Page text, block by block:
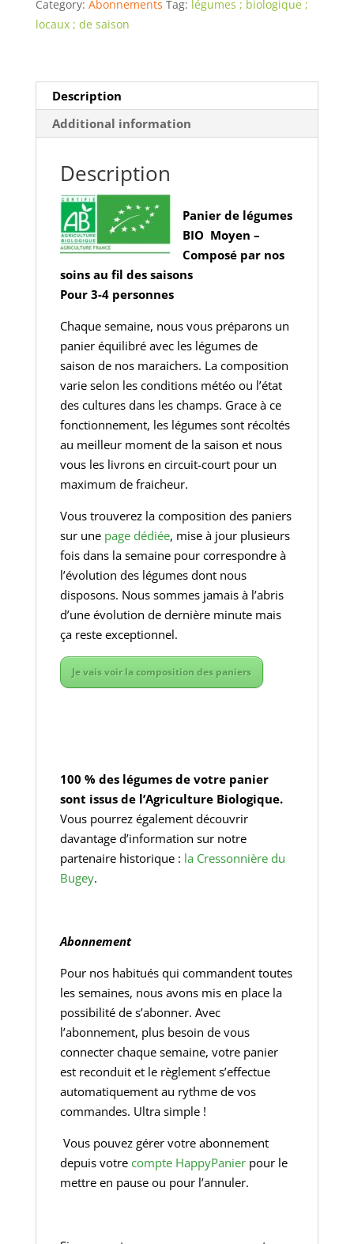
quantity
Category: Abonnements Tag: légumes ; biologique ;
locaux ; de saison
Description
Additional information
Description
Panier de légumes
BIO Moyen –
Composé par nos
soins au fil des saisons
Pour 3-4 personnes
Chaque semaine, nous vous préparons un
panier équilibré avec les légumes de
saison de nos maraichers. La composition
varie selon les conditions météo ou l’état
des cultures dans les champs. Grace à ce
fonctionnement, les légumes sont récoltés
au meilleur moment de la saison et nous
vous les livrons en circuit-court pour un
maximum de fraicheur.
Vous trouverez la composition des paniers
sur unepage dédiée, mise à jour plusieurs
fois dans la semaine pour correspondre à
l’évolution des légumes dont nous
disposons. Nous sommes jamais à l’abris
d’une évolution de dernière minute mais
ça reste exceptionnel.
Je vais voir la composition des paniers
100 % des légumes de votre panier
sont issus de l’Agriculture Biologique.
Vous pourrez également découvrir
davantage d’information sur notre
partenaire historique : la Cressonnière du
Bugey.
Abonnement
Pour nos habitués qui commandent toutes
les semaines, nous avons mis en place la
possibilité de s’abonner. Avec
l’abonnement, plus besoin de vous
connecter chaque semaine, votre panier
est reconduit et le règlement s’effectue
automatiquement au rythme de vos
commandes. Ultra simple !
Vous pouvez gérer votre abonnement
depuis votre compte HappyPanierpour le
mettre en pause ou pour l’annuler.